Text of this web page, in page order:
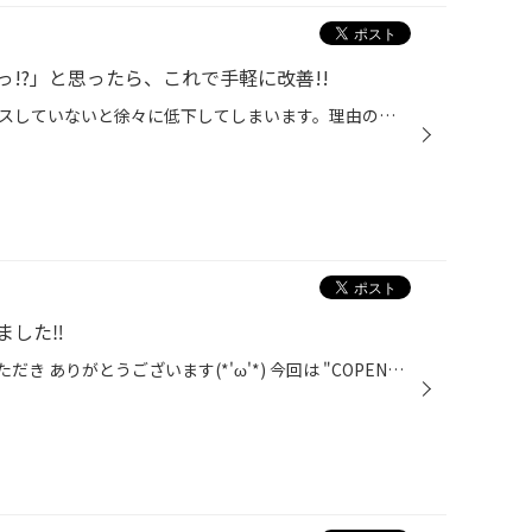
!?」と思ったら、これで手軽に改善!!
カーエアコンの性能はメンテナンスしていないと徐々に低下してしまいます。理由のひとつは、エアコンガスが少しずつ漏れていくから。熱交換を行うのに欠かせないエアコンガス（冷媒）が減ると、エアコンを作動させてもしっかり冷やせなくなってしまうのです。また、エアコンガスを圧縮するコンプレ...
した‼
タイヤ館 太子店 の WEBをご覧いただき ありがとうございます(*'ω'*) 今回は "COPEN"に "コムテック ZDR-055" 前後2カメラのドラレコ の 取付を行いました♪ コムテック ZDR055 の 詳細はこちら‼ まずは、フロントのカメラです♪ 次に、リアカメラに関してですが 一般的にはリアガラスに固定します。 ...